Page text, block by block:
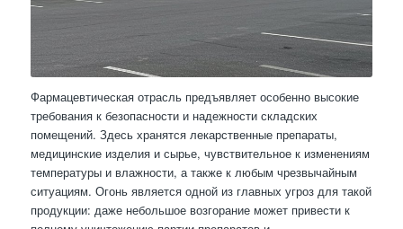
Фармацевтическая отрасль предъявляет особенно высокие
требования к безопасности и надежности складских
помещений. Здесь хранятся лекарственные препараты,
медицинские изделия и сырье, чувствительное к изменениям
температуры и влажности, а также к любым чрезвычайным
ситуациям. Огонь является одной из главных угроз для такой
продукции: даже небольшое возгорание может привести к